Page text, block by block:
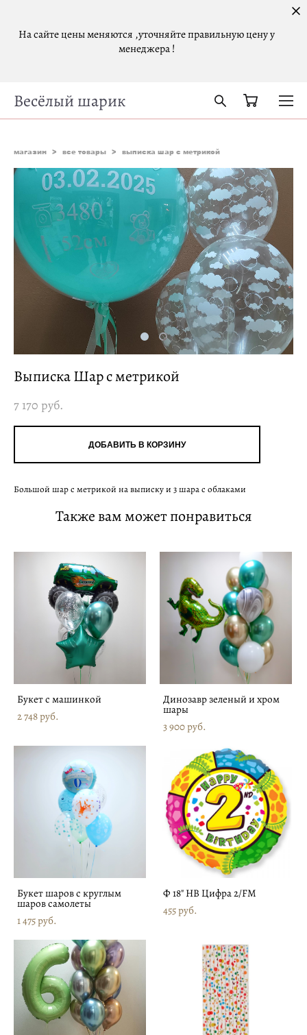
На сайте цены меняются ,уточняйте правильную цену у
менеджера !
Весёлый шарик
магазин > все товары > выписка шар с метрикой
Выписка Шар с метрикой
7 170 pуб.
ДОБАВИТЬ В КОРЗИНУ
Большой шар с метрикой на выписку и 3 шара с облаками
Также вам может понравиться
Букет с машинкой
2 748 pуб.
Динозавр зеленый и хром
шары
3 900 pуб.
Букет шаров с круглым
шаров самолеты
1 475 pуб.
Ф 18" HB Цифра 2/FM
455 pуб.